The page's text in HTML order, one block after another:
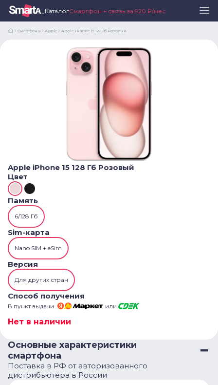
КаталогСмартфон + связь за 920 ₽/мес
Смартфоны Apple Apple iPhone 15 128 Гб Розовый
Apple iPhone 15 128 Гб Розовый
Цвет
Память
6/128 Гб
Sim-карта
Nano SIM + eSim
Версия
Для других стран
Способ получения
В пункт выдачи или
Нет в наличии
Основные характеристики
смартфона
Поставка в РФ от авторизованного
дистрибьютера в России